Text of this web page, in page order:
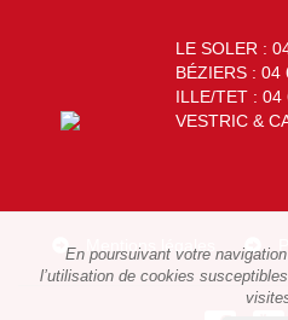
En poursuivant votre
l’utilisation de cookies
LE SOLER :
BÉZIERS : 04
ILLE/TET : 04
VESTRIC &
Mentions légales